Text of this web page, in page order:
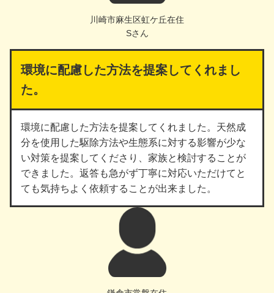
川崎市麻生区虹ケ丘在住
Sさん
環境に配慮した方法を提案してくれまし
た。
環境に配慮した方法を提案してくれました。天然成
分を使用した駆除方法や生態系に対する影響が少な
い対策を提案してくださり、家族と検討することが
できました。返答も急がず丁寧に対応いただけてと
ても気持ちよく依頼することが出来ました。